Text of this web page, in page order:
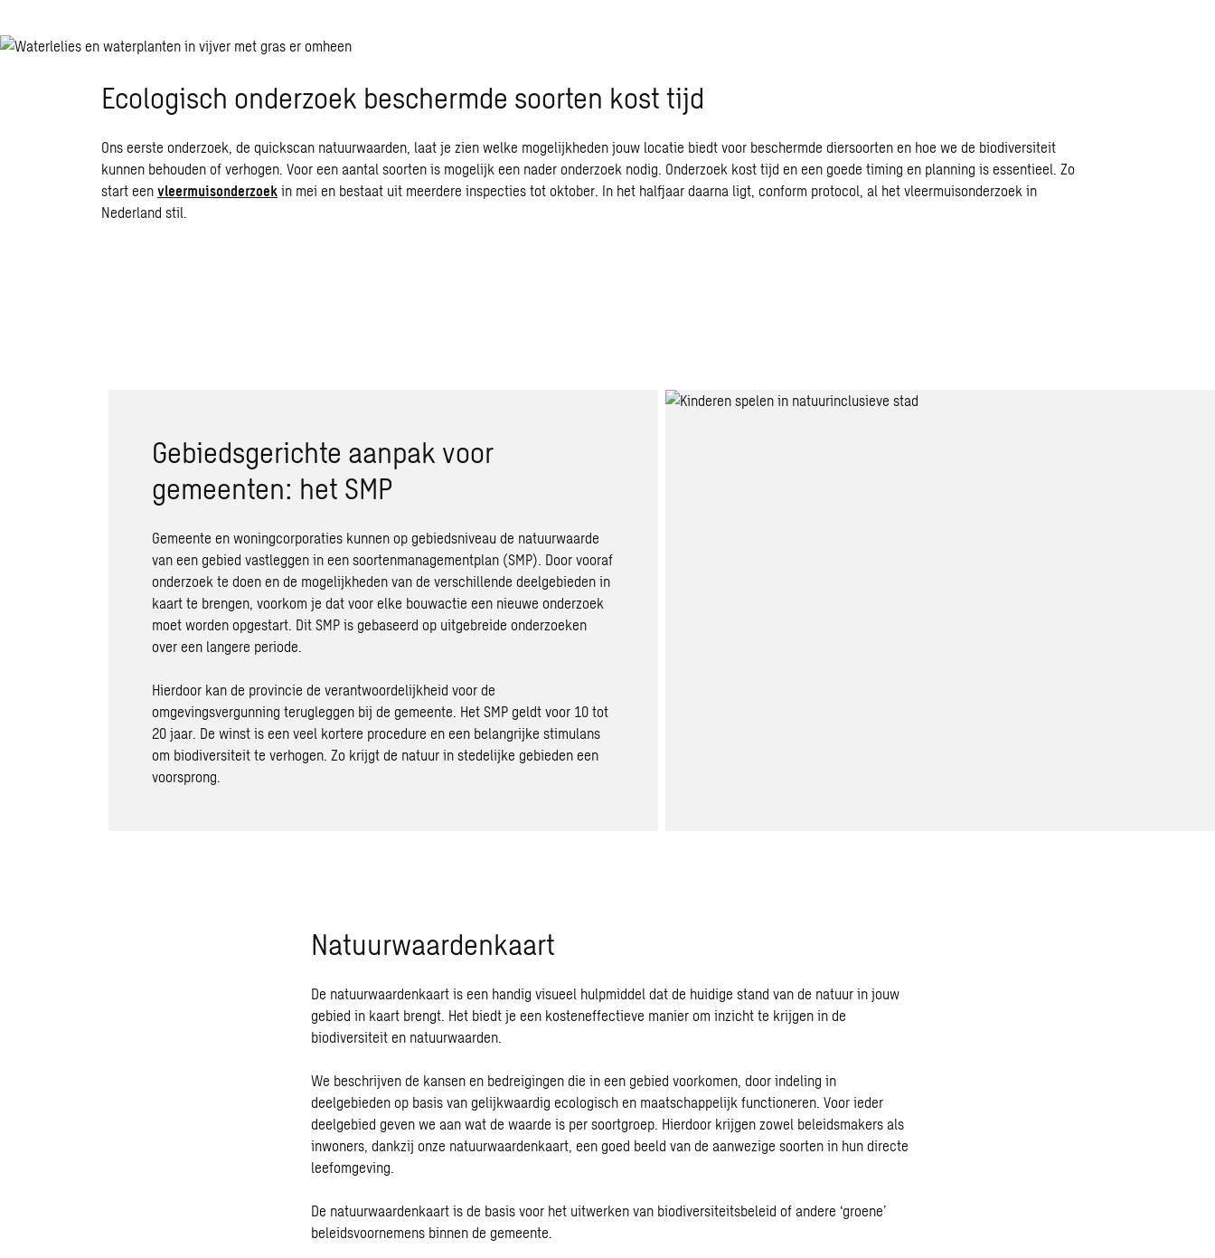
Ecologisch onderzoek beschermde soorten kost tijd
Ons eerste onderzoek, de quickscan natuurwaarden, laat je zien welke mogelijkheden jouw locatie biedt voor beschermde diersoorten en hoe we de biodiversiteit
kunnen behouden of verhogen. Voor een aantal soorten is mogelijk een nader onderzoek nodig. Onderzoek kost tijd en een goede timing en planning is essentieel. Zo
start een vleermuisonderzoek in mei en bestaat uit meerdere inspecties tot oktober. In het halfjaar daarna ligt, conform protocol, al het vleermuisonderzoek in
Nederland stil.
Gebiedsgerichte aanpak voor
gemeenten: het SMP
Gemeente en woningcorporaties kunnen op gebiedsniveau de natuurwaarde
van een gebied vastleggen in een soortenmanagementplan (SMP). Door vooraf
onderzoek te doen en de mogelijkheden van de verschillende deelgebieden in
kaart te brengen, voorkom je dat voor elke bouwactie een nieuwe onderzoek
moet worden opgestart. Dit SMP is gebaseerd op uitgebreide onderzoeken
over een langere periode.
Hierdoor kan de provincie de verantwoordelijkheid voor de
omgevingsvergunning terugleggen bij de gemeente. Het SMP geldt voor 10 tot
20 jaar. De winst is een veel kortere procedure en een belangrijke stimulans
om biodiversiteit te verhogen. Zo krijgt de natuur in stedelijke gebieden een
voorsprong.
Natuurwaardenkaart
De natuurwaardenkaart is een handig visueel hulpmiddel dat de huidige stand van de natuur in jouw
gebied in kaart brengt. Het biedt je een kosteneffectieve manier om inzicht te krijgen in de
biodiversiteit en natuurwaarden.
We beschrijven de kansen en bedreigingen die in een gebied voorkomen, door indeling in
deelgebieden op basis van gelijkwaardig ecologisch en maatschappelijk functioneren. Voor ieder
deelgebied geven we aan wat de waarde is per soortgroep. Hierdoor krijgen zowel beleidsmakers als
inwoners, dankzij onze natuurwaardenkaart, een goed beeld van de aanwezige soorten in hun directe
leefomgeving.
De natuurwaardenkaart is de basis voor het uitwerken van biodiversiteitsbeleid of andere ‘groene’
beleidsvoornemens binnen de gemeente.